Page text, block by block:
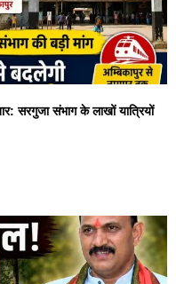
सरगुजा संभाग के लाखों यात्रियों